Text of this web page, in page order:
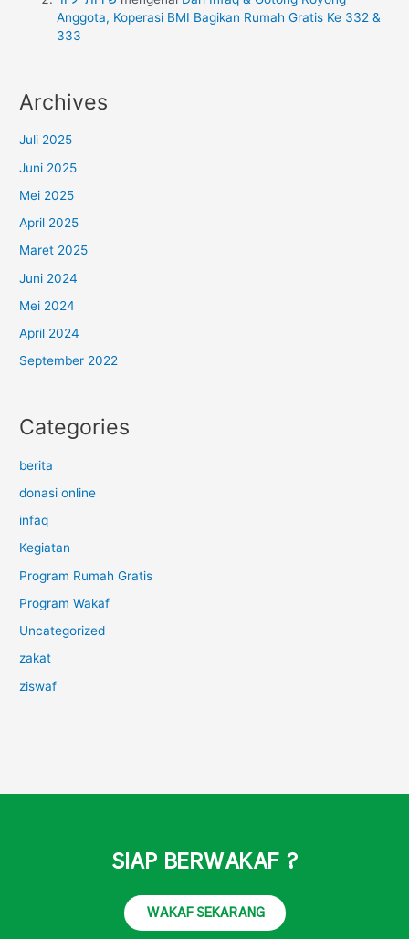
Anggota, Koperasi BMI Bagikan Rumah Gratis Ke 332 &
333
Archives
Juli 2025
Juni 2025
Mei 2025
April 2025
Maret 2025
Juni 2024
Mei 2024
April 2024
September 2022
Categories
berita
donasi online
infaq
Kegiatan
Program Rumah Gratis
Program Wakaf
Uncategorized
zakat
ziswaf
SIAP BERWAKAF ?
WAKAF SEKARANG